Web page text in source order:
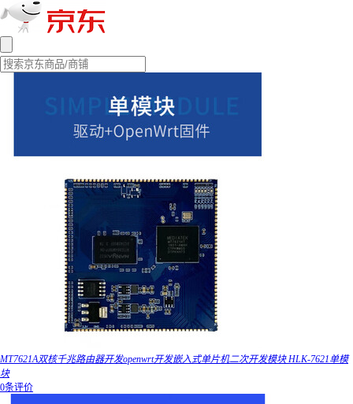
MT7621A双核千兆路由器开发openwrt开发嵌入式单片机二次开发模块 HLK-7621单模
块
0条评价